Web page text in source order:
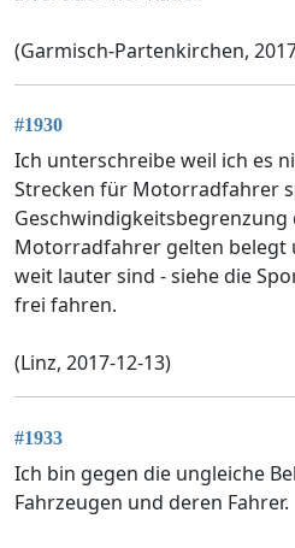
(Garmisch-Partenkirchen,
#1930
Ich unterschreibe weil ich es
Strecken für Motorradfahrer
Geschwindigkeitsbegrenzung
Motorradfahrer gelten belegt
weit lauter sind - siehe die
frei fahren.
(Linz, 2017-12-13)
#1933
Ich bin gegen die ungleiche
Fahrzeugen und deren Fahrer.